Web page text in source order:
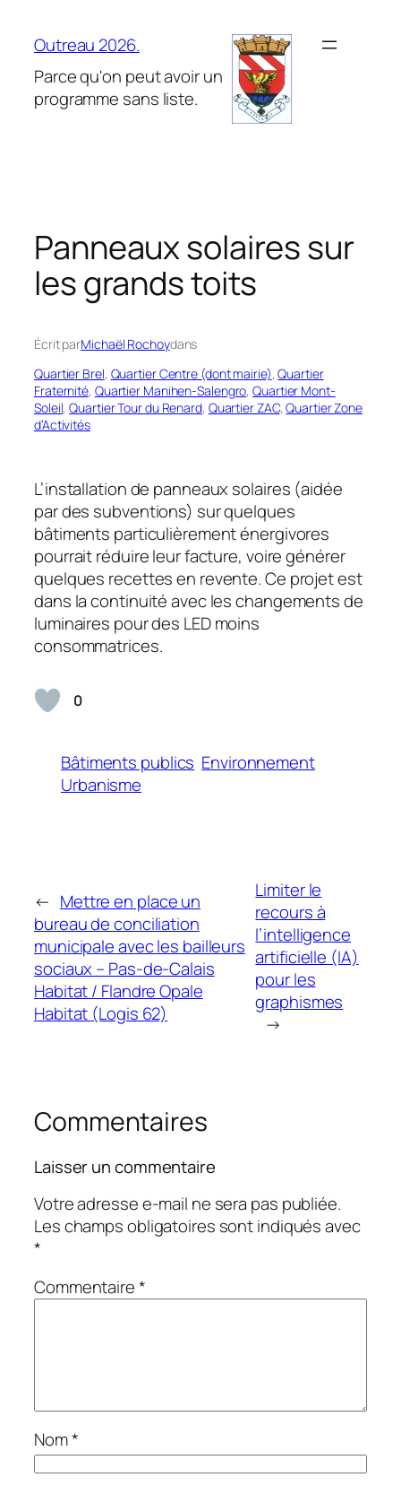
Outreau 2026.
Parce qu'on peut avoir un
programme sans liste.
Panneaux solaires sur
les grands toits
Écrit parMichaël Rochoydans
Quartier Brel, Quartier Centre (dont mairie), Quartier
Fraternité, Quartier Manihen-Salengro, Quartier Mont-
Soleil, Quartier Tour du Renard, Quartier ZAC, Quartier Zone
d’Activités
L’installation de panneaux solaires (aidée
par des subventions) sur quelques
bâtiments particulièrement énergivores
pourrait réduire leur facture, voire générer
quelques recettes en revente. Ce projet est
dans la continuité avec les changements de
luminaires pour des LED moins
consommatrices.
0
Bâtiments publics Environnement
Urbanisme
← Mettre en place un
bureau de conciliation
municipale avec les bailleurs
sociaux – Pas-de-Calais
Habitat / Flandre Opale
Habitat (Logis 62)
Limiter le
recours à
l’intelligence
artificielle (IA)
pour les
graphismes
→
Commentaires
Laisser un commentaire
Votre adresse e-mail ne sera pas publiée.
Les champs obligatoires sont indiqués avec
*
Commentaire*
Nom*